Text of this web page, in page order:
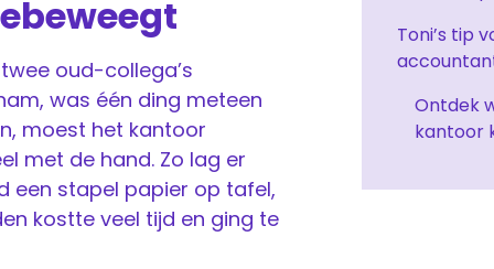
oud-collega’s
was één ding meteen
moest het kantoor
met de hand. Zo lag er
een stapel papier op tafel,
kostte veel tijd en ging te
Toni’s tip
Ontdek
kantoor